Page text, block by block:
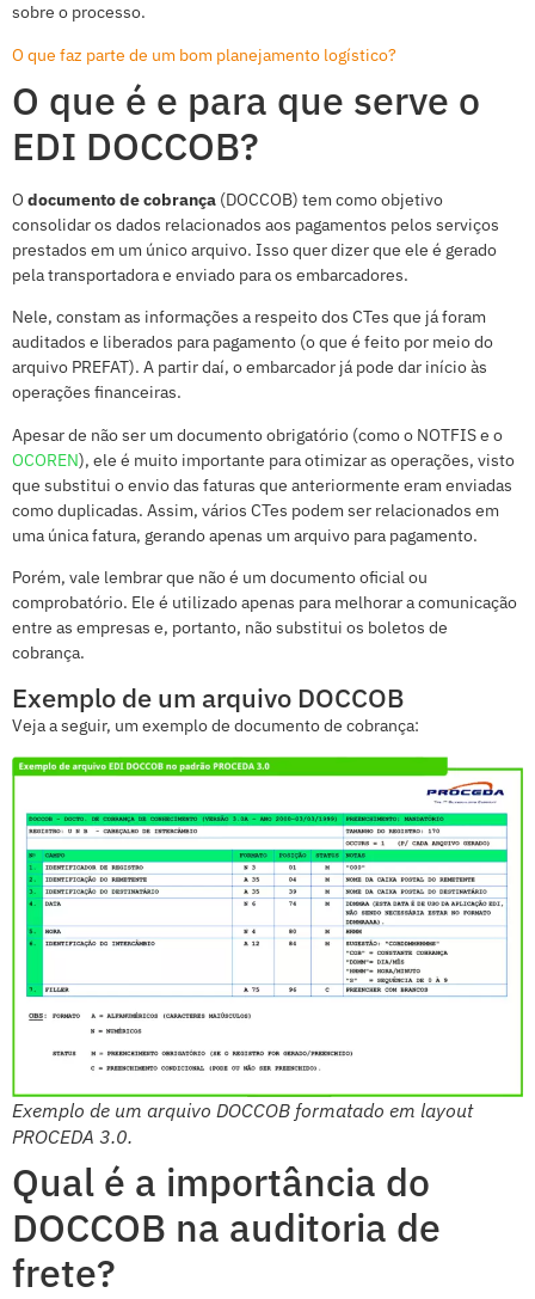
sobre o processo.
O que faz parte de um bom planejamento logístico?
O que é e para que serve o
EDI DOCCOB?
O documento de cobrança (DOCCOB) tem como objetivo
consolidar os dados relacionados aos pagamentos pelos serviços
prestados em um único arquivo. Isso quer dizer que ele é gerado
pela transportadora e enviado para os embarcadores.
Nele, constam as informações a respeito dos CTes que já foram
auditados e liberados para pagamento (o que é feito por meio do
arquivo PREFAT). A partir daí, o embarcador já pode dar início às
operações financeiras.
Apesar de não ser um documento obrigatório (como o NOTFIS e o
OCOREN), ele é muito importante para otimizar as operações, visto
que substitui o envio das faturas que anteriormente eram enviadas
como duplicadas. Assim, vários CTes podem ser relacionados em
uma única fatura, gerando apenas um arquivo para pagamento.
Porém, vale lembrar que não é um documento oficial ou
comprobatório. Ele é utilizado apenas para melhorar a comunicação
entre as empresas e, portanto, não substitui os boletos de
cobrança.
Exemplo de um arquivo DOCCOB
Veja a seguir, um exemplo de documento de cobrança:
Exemplo de um arquivo DOCCOB formatado em layout
PROCEDA 3.0.
Qual é a importância do
DOCCOB na auditoria de
frete?